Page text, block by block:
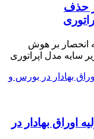
حذف
انحصار بر هوش
مدل اپراتوری
اوراق بهادار در